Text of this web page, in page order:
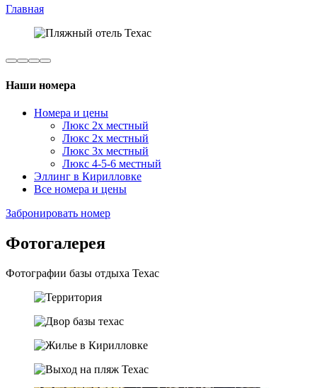
Главная
Наши номера
Номера и цены
Люкс 2х местный
Люкс 2х местный
Люкс 3х местный
Люкс 4-5-6 местный
Эллинг в Кирилловке
Все номера и цены
Забронировать номер
Фотогалерея
Фотографии базы отдыха Техас